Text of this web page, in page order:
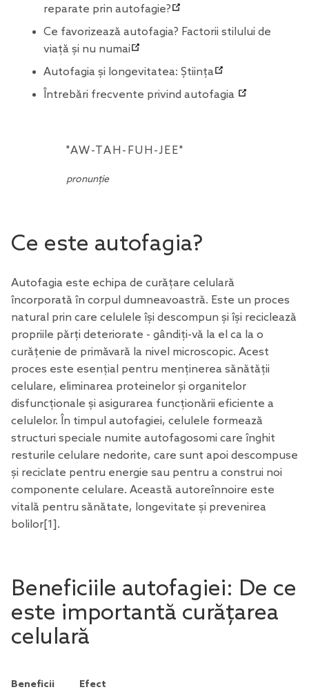
reparate prin autofagie?
Ce favorizează autofagia? Factorii stilului de
viață și nu numai
Autofagia și longevitatea: Știința
Întrebări frecvente privind autofagia
"AW-TAH-FUH-JEE"
pronunție
Ce este autofagia?
Autofagia este echipa de curățare celulară
încorporată în corpul dumneavoastră. Este un proces
natural prin care celulele își descompun și își reciclează
propriile părți deteriorate - gândiți-vă la el ca la o
curățenie de primăvară la nivel microscopic. Acest
proces este esențial pentru menținerea sănătății
celulare, eliminarea proteinelor și organitelor
disfuncționale și asigurarea funcționării eficiente a
celulelor. În timpul autofagiei, celulele formează
structuri speciale numite autofagosomi care înghit
resturile celulare nedorite, care sunt apoi descompuse
și reciclate pentru energie sau pentru a construi noi
componente celulare. Această autoreînnoire este
vitală pentru sănătate, longevitate și prevenirea
bolilor[1].
Beneficiile autofagiei: De ce
este importantă curățarea
celulară
Beneficii Efect